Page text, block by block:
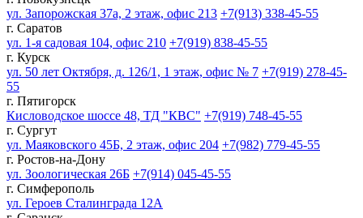
ул. Запорожская 37а, 2 этаж, офис 213 +7(913) 338-45-55
г. Саратов
ул. 1-я садовая 104, офис 210 +7(919) 838-45-55
г. Курск
ул. 50 лет Октября, д. 126/1, 1 этаж, офис № 7 +7(919) 278-45-
55
г. Пятигорск
Кисловодское шоссе 48, ТД "КВС" +7(919) 748-45-55
г. Сургут
ул. Маяковского 45Б, 2 этаж, офис 204 +7(982) 779-45-55
г. Ростов-на-Дону
ул. Зоологическая 26Б +7(914) 045-45-55
г. Симферополь
ул. Героев Сталинграда 12А